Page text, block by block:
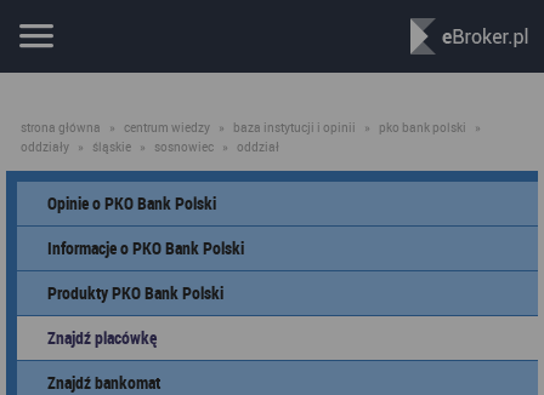
strona główna » centrum wiedzy » baza instytucji i opinii » pko bank polski
»
oddziały » śląskie » sosnowiec » oddział
Opinie o PKO Bank Polski
Informacje o PKO Bank Polski
Produkty PKO Bank Polski
Znajdź placówkę
Znajdź bankomat